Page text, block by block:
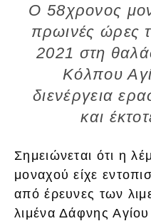
Ο 58χρονος
πρωινές ώρες
2021 στη
Κόλπου
διενέργεια
και
Σημειώνεται ότι η
μοναχού είχε
από έρευνες των
λιμένα Δάφνης